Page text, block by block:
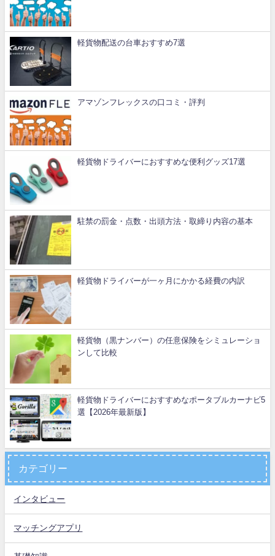
軽貨物配送の台車おすすめ7選
アマゾンフレックスの口コミ・評判
軽貨物ドライバーにおすすめな便利グッズ17選
駐禁の罰金・点数・出頭方法・取締り内容の基本
軽貨物ドライバーが一ヶ月にかかる経費の内訳
軽貨物（黒ナンバー）の任意保険をシミュレーショ
ンして比較
軽貨物ドライバーにおすすめなポータブルカーナビ5
選【2026年最新版】
カテゴリー
インタビュー
マッチングアプリ